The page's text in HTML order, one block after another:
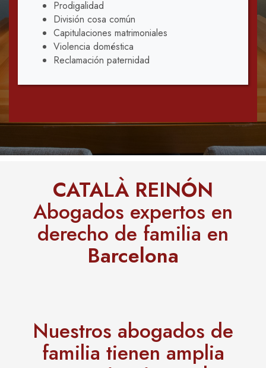
Prodigalidad
División cosa común
Capitulaciones matrimoniales
Violencia doméstica
Reclamación paternidad
CATALÀ REINÓN
Abogados expertos en
derecho de familia en
Barcelona
Nuestros abogados de
familia tienen amplia